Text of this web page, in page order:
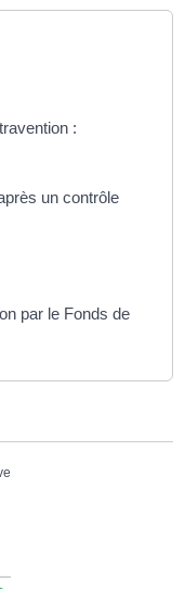
:
un contrôle
par le Fonds de